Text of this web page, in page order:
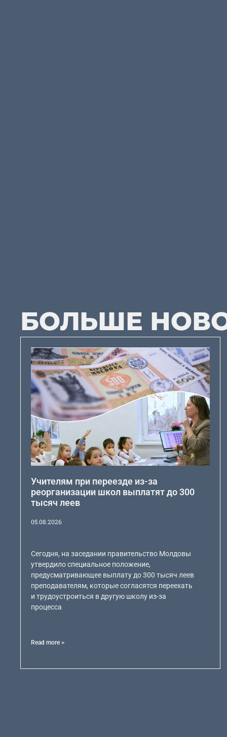
БОЛЬШЕ
Учителям при переезде из-за
реорганизации школ выплатят до 300
тысяч леев
05.08.2026
Сегодня, на заседании правительство Молдовы
утвердило специальное положение,
предусматривающее выплату до 300 тысяч леев
преподавателям, которые согласятся переехать
и трудоустроиться в другую школу из-за
процесса
Read more >